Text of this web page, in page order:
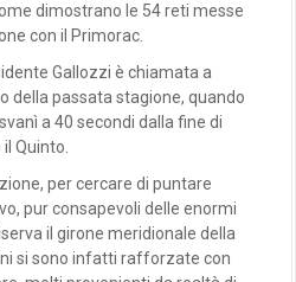
dimostrano le 54 reti messe
con il Primorac.
Gallozzi è chiamata a
della passata stagione, quando
a 40 secondi dalla fine di
Quinto.
per cercare di puntare
pur consapevoli delle enormi
il girone meridionale della
si sono infatti rafforzate con